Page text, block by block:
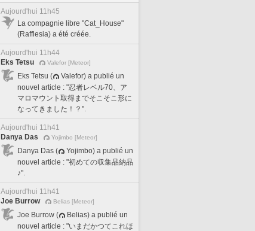
Aujourd'hui 11h45
La compagnie libre "Cat_House"
(Rafflesia) a été créée.
Aujourd'hui 11h44
Eks Tetsu
Valefor [Meteor]
Eks Tetsu (
Valefor) a publié un
nouvel article : "忍者レベル70、ア
マロマウント取得までそこそこ形に
なってきました！？".
Aujourd'hui 11h41
Danya Das
Yojimbo [Meteor]
Danya Das (
Yojimbo) a publié un
nouvel article : "初めての収集品納品
♪".
Aujourd'hui 11h41
Joe Burrow
Belias [Meteor]
Joe Burrow (
Belias) a publié un
nouvel article : "いまだかつてこれほ